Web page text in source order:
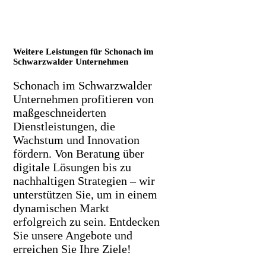
Weitere Leistungen für Schonach im
Schwarzwalder Unternehmen
Schonach im Schwarzwalder
Unternehmen profitieren von
maßgeschneiderten
Dienstleistungen, die
Wachstum und Innovation
fördern. Von Beratung über
digitale Lösungen bis zu
nachhaltigen Strategien – wir
unterstützen Sie, um in einem
dynamischen Markt
erfolgreich zu sein. Entdecken
Sie unsere Angebote und
erreichen Sie Ihre Ziele!